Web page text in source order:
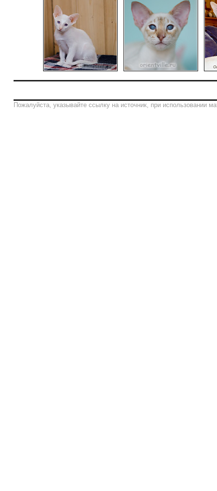
Пожалуйста, указывайте ссылку на источник, при использовании